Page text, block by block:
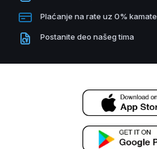
Plaćanje na rate uz 0% kamate
Postanite deo našeg tima